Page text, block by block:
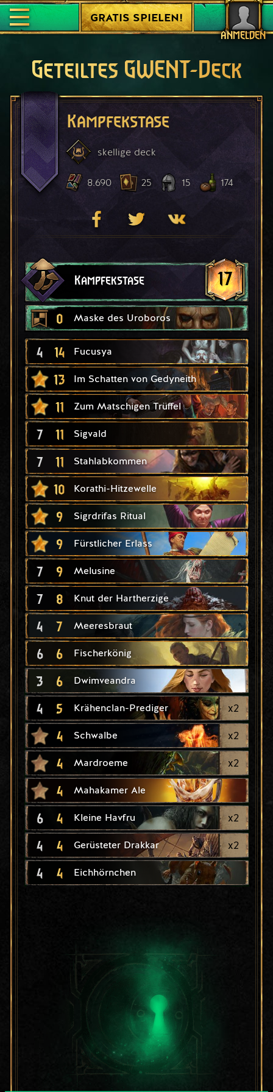
ANMELDEN
GRATIS SPIELEN!
Geteiltes GWENT-Deck
Kampfekstase
skellige deck
8.690 25 15 174
Kampfekstase 17
0 Maske des Uroboros
4 14 Fucusya
13 Im Schatten von Gedyneith
11 Zum Matschigen Trüffel
7 11 Sigvald
7 11 Stahlabkommen
10 Korathi-Hitzewelle
9 Sigrdrifas Ritual
9 Fürstlicher Erlass
7 9 Melusine
7 8 Knut der Hartherzige
4 7 Meeresbraut
6 6 Fischerkönig
3 6 Dwimveandra
4 5 Krähenclan-Prediger x2
4 Schwalbe x2
4 Mardroeme x2
4 Mahakamer Ale
6 4 Kleine Havfru x2
4 4 Gerüsteter Drakkar x2
4 4 Eichhörnchen